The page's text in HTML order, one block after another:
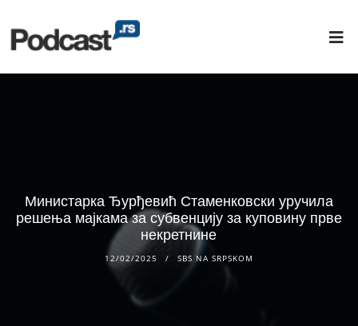
Министарка Ђурђевић Стаменковски уручила
решења мајкама за субвенцију за куповину прве
некретнине
12/02/2025 SBS NA SRPSKOM